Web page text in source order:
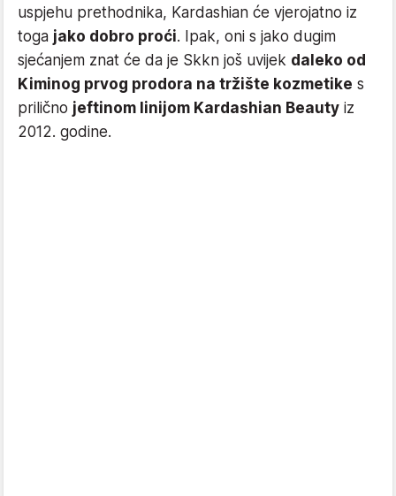
uspjehu prethodnika, Kardashian će vjerojatno iz
toga jako dobro proći. Ipak, oni s jako dugim
sjećanjem znat će da je Skkn još uvijek daleko od
Kiminog prvog prodora na tržište kozmetike s
prilično jeftinom linijom Kardashian Beauty iz
2012. godine.